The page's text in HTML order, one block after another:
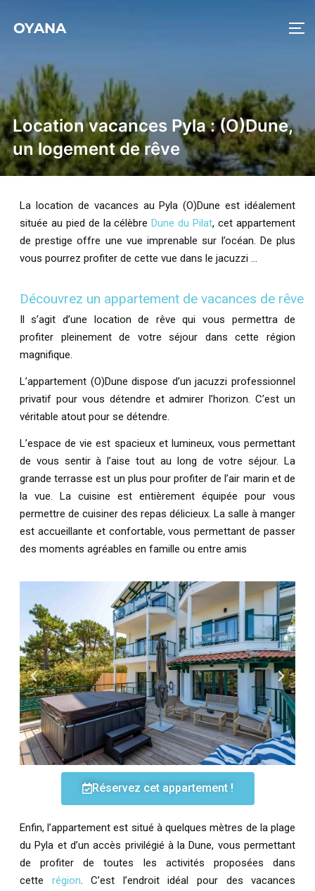
OYANA
Location vacances Pyla : (O)Dune,
un logement de rêve
La location de vacances au Pyla (O)Dune est idéalement
située au pied de la célèbreDune du Pilat, cet appartement
de prestige offre une vue imprenable sur l’océan. De plus
vous pourrez profiter de cette vue dans le jacuzzi …
Découvrez un appartement de vacances de rêve
Il s’agit d’une location de rêve qui vous permettra de
profiter pleinement de votre séjour dans cette région
magnifique.
L’appartement (O)Dune dispose d’un jacuzzi professionnel
privatif pour vous détendre et admirer l’horizon. C’est un
véritable atout pour se détendre.
L’espace de vie est spacieux et lumineux, vous permettant
de vous sentir à l’aise tout au long de votre séjour. La
grande terrasse est un plus pour profiter de l’air marin et de
la vue. La cuisine est entièrement équipée pour vous
permettre de cuisiner des repas délicieux. La salle à manger
est accueillante et confortable, vous permettant de passer
des moments agréables en famille ou entre amis
Réservez cet appartement !
Enfin, l’appartement est situé à quelques mètres de la plage
du Pyla et d’un accès privilégié à la Dune, vous permettant
de profiter de toutes les activités proposées dans
cette région. C’est l’endroit idéal pour des vacances